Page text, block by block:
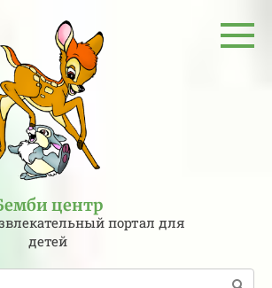
центр
портал для
детей